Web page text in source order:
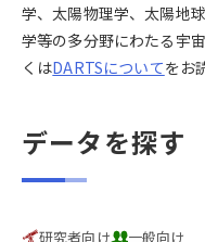
学、太陽物理学、太陽地
学等の多分野にわたる宇
くはDARTSについてをお
データを探す
研究者向け 一般向け